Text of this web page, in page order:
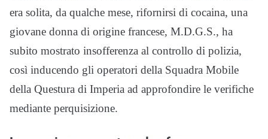
era solita, da qualche mese, rifornirsi di cocaina, una
giovane donna di origine francese, M.D.G.S., ha
subito mostrato insofferenza al controllo di polizia,
così inducendo gli operatori della Squadra Mobile
della Questura di Imperia ad approfondire le verifiche
mediante perquisizione.